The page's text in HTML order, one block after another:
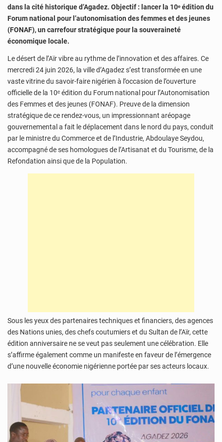
dans la cité historique d’Agadez. Objectif : lancer la 10ᵉ édition du
Forum national pour l’autonomisation des femmes et des jeunes
(FONAF), un carrefour stratégique pour la souveraineté
économique locale.
Le désert de l’Aïr vibre au rythme de l’innovation et des affaires. Ce
mercredi 24 juin 2026, la ville d’Agadez s’est transformée en une
vaste vitrine du savoir-faire nigérien à l’occasion de l’ouverture
officielle de la 10ᵉ édition du Forum national pour l’Autonomisation
des Femmes et des jeunes (FONAF). Preuve de la dimension
stratégique de ce rendez-vous, un impressionnant aréopage
gouvernemental a fait le déplacement dans le nord du pays, conduit
par le ministre du Commerce et de l’Industrie, Abdoulaye Seydou,
accompagné de ses homologues de l’Artisanat et du Tourisme, de la
Refondation ainsi que de la Population.
Sous les yeux des partenaires techniques et financiers, des agences
des Nations unies, des chefs coutumiers et du Sultan de l’Aïr, cette
édition anniversaire ne se veut pas seulement une célébration. Elle
s’affirme également comme un manifeste en faveur de l’émergence
d’une nouvelle économie nigérienne portée par ses acteurs locaux.